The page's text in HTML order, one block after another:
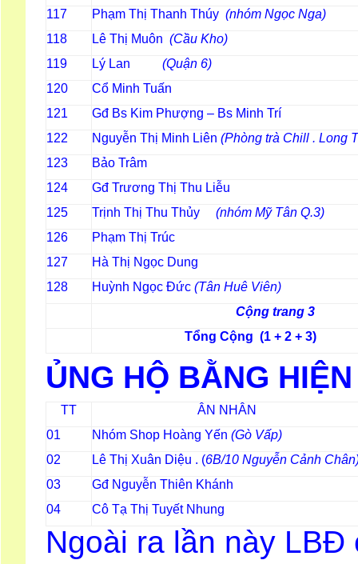
117
Phạm Thị Thanh Thúy (nhóm Ngọc Nga)
118
Lê Thị Muôn (Cầu Kho)
119
Lý Lan (Quận 6)
120
Cổ Minh Tuấn
121
Gđ Bs Kim Phượng – Bs Minh Trí
122
Nguyễn Thị Minh Liên (Phòng trà Chill . Long
123
Bảo Trâm
124
Gđ Trương Thị Thu Liễu
125
Trịnh Thị Thu Thủy (nhóm Mỹ Tân Q.3)
126
Phạm Thị Trúc
127
Hà Thị Ngọc Dung
128
Huỳnh Ngọc Đức (Tân Huê Viên)
Cộng trang 3
Tổng Cộng (1 + 2 + 3)
ỦNG HỘ BẰNG
TT
ÂN NHÂN
01
Nhóm Shop Hoàng Yến (Gò Vấp)
02
Lê Thị Xuân Diệu . (6B/10 Nguyễn Cảnh
03
Gđ Nguyễn Thiên Khánh
04
Cô Tạ Thị Tuyết Nhung
Ngoài ra lần này